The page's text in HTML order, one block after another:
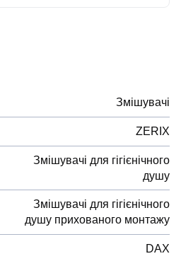
Змішувачі
ZERIX
Змішувачі для гігієнічного
душу
Змішувачі для гігієнічного
душу прихованого монтажу
DAX